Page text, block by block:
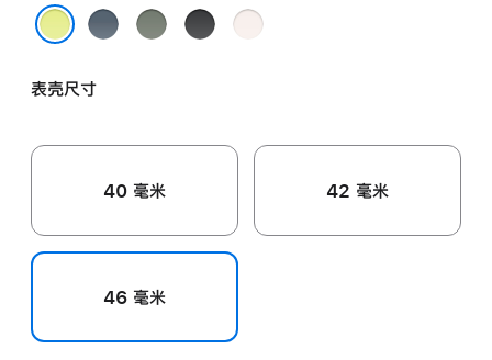
铁
蓝
灰
黑
淡
表壳尺寸
40 毫米 42 毫米
46 毫米